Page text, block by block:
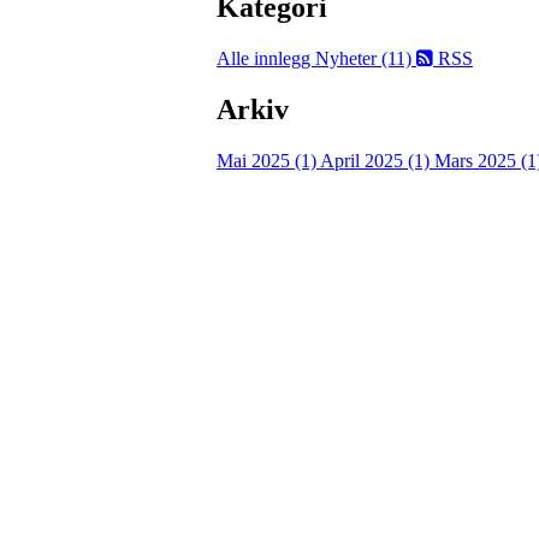
Kategori
Alle innlegg Nyheter (11) RSS
Arkiv
Mai 2025 (1) April 2025 (1) Mars 2025